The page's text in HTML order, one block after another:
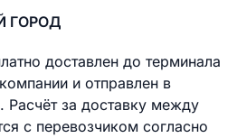
ГОРОД
доставлен до терминала
и отправлен в
Расчёт за доставку между
с перевозчиком согласно